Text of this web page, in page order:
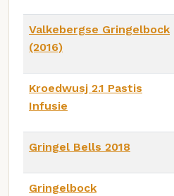
Valkebergse Gringelbock
(2016)
Kroedwusj 2.1 Pastis
Infusie
Gringel Bells 2018
Gringelbock